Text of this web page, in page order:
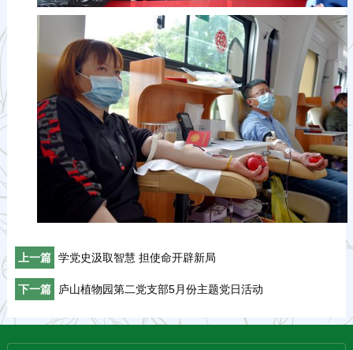
上一篇 学党史汲取智慧 担使命开辟新局
下一篇 庐山植物园第二党支部5月份主题党日活动